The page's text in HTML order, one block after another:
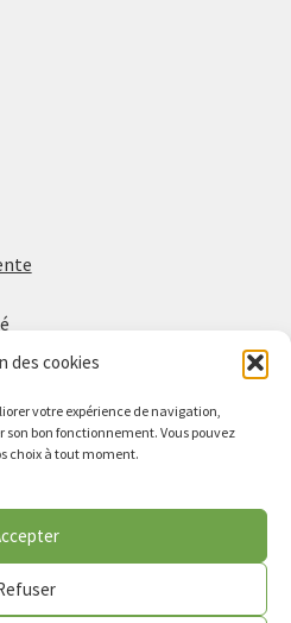
des cookies
votre expérience de navigation,
son bon fonctionnement. Vous pouvez
choix à tout moment.
etFacebook
2026)